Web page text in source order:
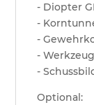
- Diopter
-
-
-
-
Optional: